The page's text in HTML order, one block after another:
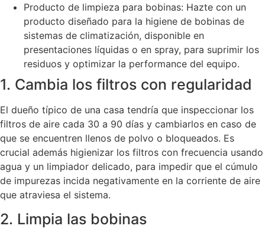
Producto de limpieza para bobinas: Hazte con un
producto diseñado para la higiene de bobinas de
sistemas de climatización, disponible en
presentaciones líquidas o en spray, para suprimir los
residuos y optimizar la performance del equipo.
1. Cambia los filtros con regularidad
El dueño típico de una casa tendría que inspeccionar los
filtros de aire cada 30 a 90 días y cambiarlos en caso de
que se encuentren llenos de polvo o bloqueados. Es
crucial además higienizar los filtros con frecuencia usando
agua y un limpiador delicado, para impedir que el cúmulo
de impurezas incida negativamente en la corriente de aire
que atraviesa el sistema.
2. Limpia las bobinas